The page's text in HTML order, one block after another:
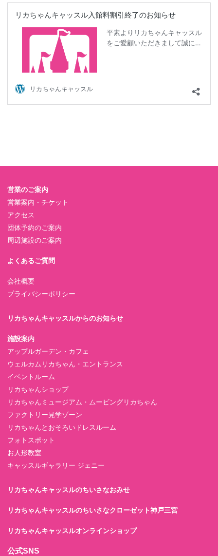
営業のご案内
営業案内・チケット
アクセス
団体予約のご案内
周辺施設のご案内
よくあるご質問
会社概要
プライバシーポリシー
リカちゃんキャッスルからのお知らせ
施設案内
アップルガーデン・カフェ
ウェルカムリカちゃん・エントランス
イベントルーム
リカちゃんショップ
リカちゃんミュージアム・ムービングリカちゃん
ファクトリー見学ゾーン
リカちゃんとおそろいドレスルーム
フォトスポット
お人形教室
キャッスルギャラリー ジェニー
リカちゃんキャッスルのちいさなおみせ
リカちゃんキャッスルのちいさなクローゼット神戸三宮
リカちゃんキャッスルオンラインショップ
公式SNS